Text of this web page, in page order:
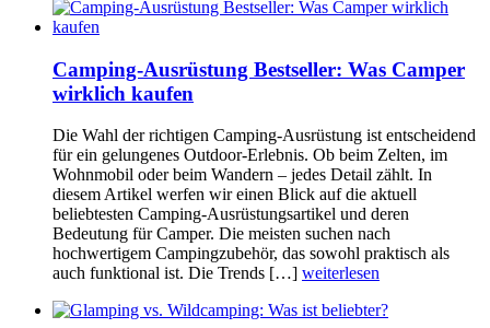
Camping-Ausrüstung Bestseller: Was Camper
wirklich kaufen
Die Wahl der richtigen Camping-Ausrüstung ist entscheidend
für ein gelungenes Outdoor-Erlebnis. Ob beim Zelten, im
Wohnmobil oder beim Wandern – jedes Detail zählt. In
diesem Artikel werfen wir einen Blick auf die aktuell
beliebtesten Camping-Ausrüstungsartikel und deren
Bedeutung für Camper. Die meisten suchen nach
hochwertigem Campingzubehör, das sowohl praktisch als
auch funktional ist. Die Trends […] weiterlesen